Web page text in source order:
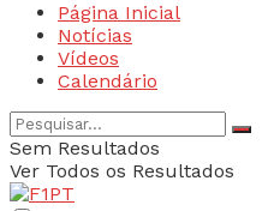
Página Inicial
Notícias
Vídeos
Calendário
Sem Resultados
Ver Todos os Resultados